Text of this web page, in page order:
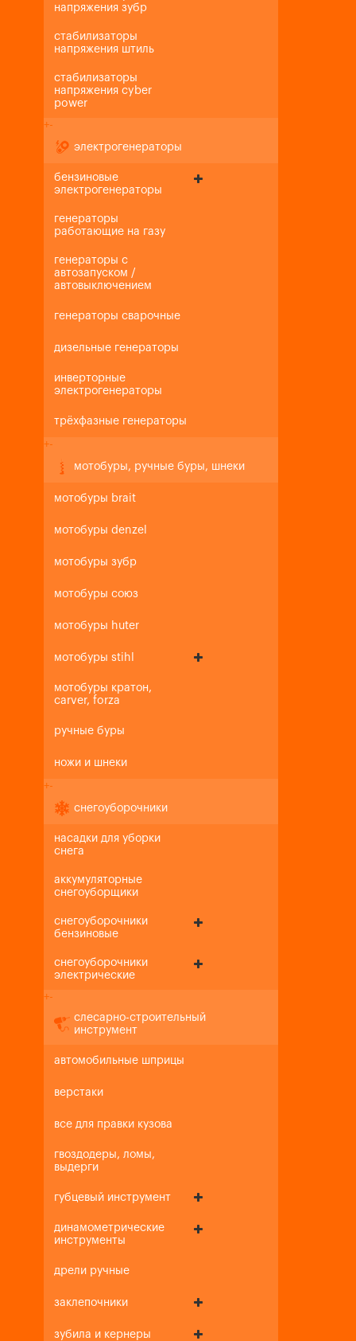
напряжения зубр
стабилизаторы
напряжения штиль
стабилизаторы
напряжения cyber
power
+-
электрогенераторы
бензиновые
электрогенераторы
генераторы
работающие на газу
генераторы с
автозапуском /
автовыключением
генераторы сварочные
дизельные генераторы
инверторные
электрогенераторы
трёхфазные генераторы
+-
мотобуры, ручные буры, шнеки
мотобуры brait
мотобуры denzel
мотобуры зубр
мотобуры союз
мотобуры huter
мотобуры stihl
мотобуры кратон,
carver, forza
ручные буры
ножи и шнеки
+-
снегоуборочники
насадки для уборки
снега
аккумуляторные
снегоуборщики
снегоуборочники
бензиновые
снегоуборочники
электрические
+-
слесарно-строительный
инструмент
автомобильные шприцы
верстаки
все для правки кузова
гвоздодеры, ломы,
выдерги
губцевый инструмент
динамометрические
инструменты
дрели ручные
заклепочники
зубила и кернеры